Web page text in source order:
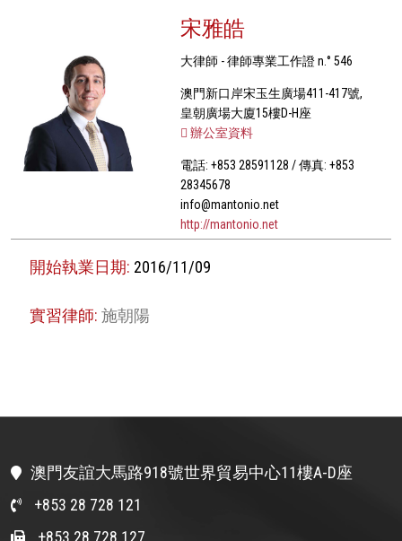
宋雅皓
大律師 - 律師專業工作證 n.° 546
澳門新口岸宋玉生廣場411-417號,
皇朝廣場大廈15樓D-H座
辦公室資料
電話: +853 28591128 / 傳真: +853
28345678
info@mantonio.net
http://mantonio.net
開始執業日期: 2016/11/09
實習律師:施朝陽
澳門友誼大馬路918號世界貿易中心11樓A-D座
+853 28 728 121
+853 28 728 127